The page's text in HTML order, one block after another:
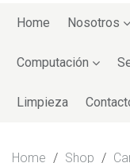
toHome Nosotros
Computación
Limpieza
Home / Shop /